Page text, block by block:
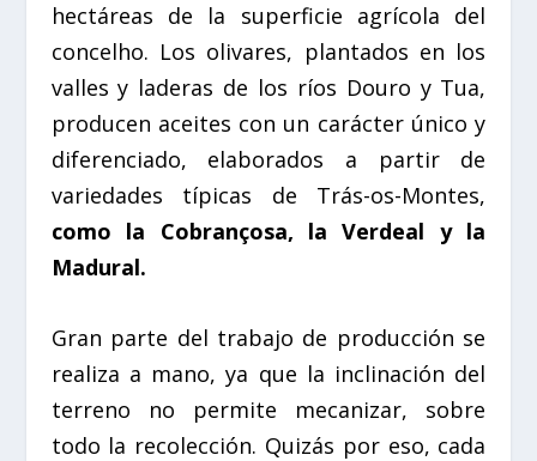
hectáreas de la superficie agrícola del
concelho. Los olivares, plantados en los
valles y laderas de los ríos Douro y Tua,
producen aceites con un carácter único y
diferenciado, elaborados a partir de
variedades típicas de Trás-os-Montes,
como la Cobrançosa, la Verdeal y la
Madural.
Gran parte del trabajo de producción se
realiza a mano, ya que la inclinación del
terreno no permite mecanizar, sobre
todo la recolección. Quizás por eso, cada